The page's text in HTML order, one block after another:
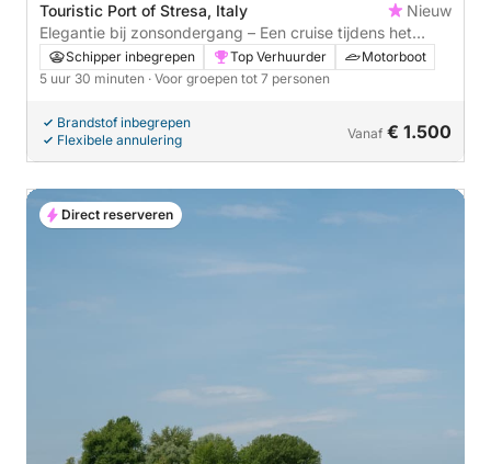
Touristic Port of Stresa, Italy
Nieuw
Elegantie bij zonsondergang – Een cruise tijdens het
gouden uur rond de Borromeïsche eilanden
Schipper inbegrepen Top Verhuurder
Motorboot
5 uur 30 minuten · Voor groepen tot 7 personen
Brandstof inbegrepen
Flexibele annulering
Vanaf € 1.500
Direct reserveren